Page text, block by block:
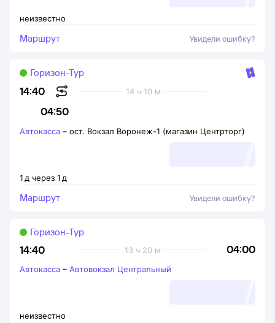
неизвестно
Маршрут Увидели ошибку?
14:40
04:50
14 ч 10 м
Горизон-Тур
1 д через 1 д
Автокасса – ост. Вокзал Воронеж-1 (магазин Центрторг)
Маршрут Увидели ошибку?
14:40 04:00
13 ч 20 м
Горизон-Тур
неизвестно
Автокасса – Автовокзал Центральный